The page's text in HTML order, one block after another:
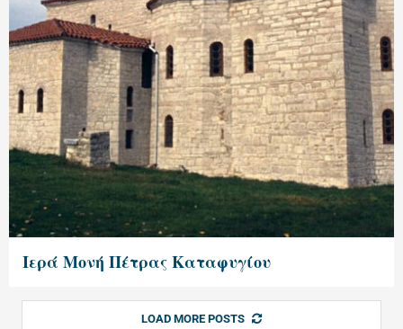
Ιερά Μονή Πέτρας Καταφυγίου
LOAD MORE POSTS